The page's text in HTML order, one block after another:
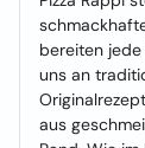
bereiten jede
uns an
aus